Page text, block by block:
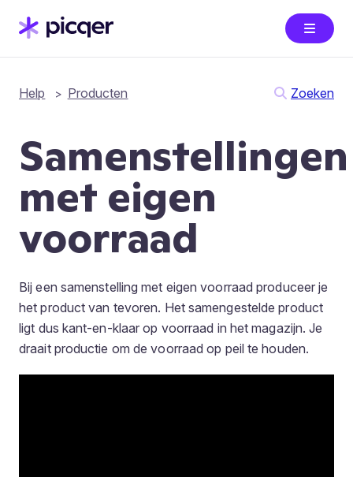
Help Producten Zoeken
Samenstellingen
met eigen
voorraad
Bij een samenstelling met eigen voorraad produceer je
het product van tevoren. Het samengestelde product
ligt dus kant-en-klaar op voorraad in het magazijn. Je
draait productie om de voorraad op peil te houden.